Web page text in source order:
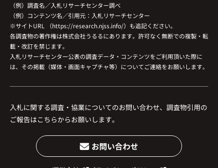
（例）調査名／入札リサーチセンター調べ
（例）コンテンツ名／引用元：入札リサーチセンター
※サイトURL （https://research.njss.info/）も追記ください。
各調査物の著作権は株式会社うるるにあります。許可なく無断での複製・転
載・改訂を禁じます。
入札リサーチセンター公表の調査データ・コンテンツをご利用頂いた際に
は、その掲載（媒体・画面キャプチャ等）についてご連絡をお願いします。
入札に関する調査・協業についてのお問い合わせ、調査物引用の
ご報告はこちらからお願いします。
お問い合わせ